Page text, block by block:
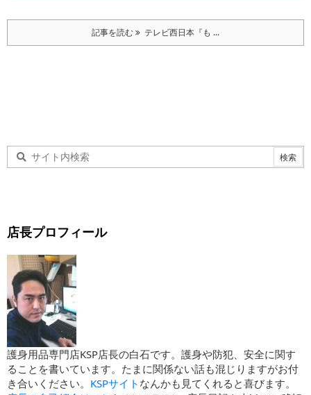
記事を読む テレビ西日本『も ...
店長プロフィール
護身用品専門店KSP店長の白石です。護身や防犯、安全に関す
ることを書いています。たまに関係ない話も混じりますがお付
き合いください。 KSPサイト なんかも見てくれると喜びます。